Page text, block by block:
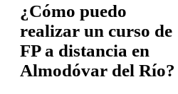
¿Cómo puedo
realizar un curso de
FP a distancia en
Almodóvar del Río?